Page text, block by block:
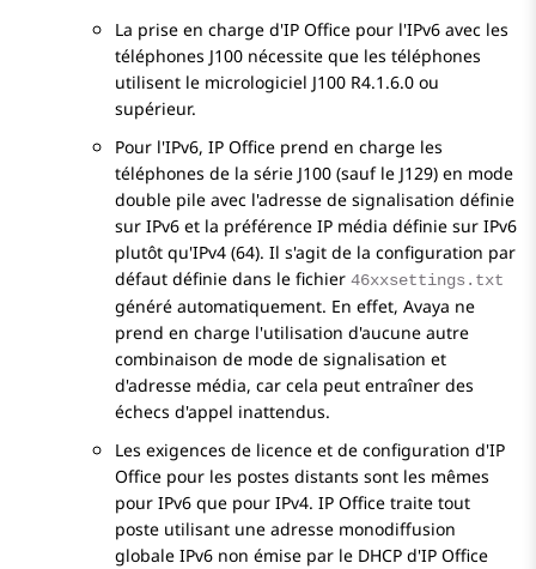
La prise en charge d'IP Office pour l'IPv6 avec les
téléphones J100 nécessite que les téléphones
utilisent le micrologiciel J100 R4.1.6.0 ou
supérieur.
Pour l'IPv6, IP Office prend en charge les
téléphones de la série J100 (sauf le J129) en mode
double pile avec l'adresse de signalisation définie
sur IPv6 et la préférence IP média définie sur IPv6
plutôt qu'IPv4 (64). Il s'agit de la configuration par
défaut définie dans le fichier 46xxsettings.txt
généré automatiquement. En effet, Avaya ne
prend en charge l'utilisation d'aucune autre
combinaison de mode de signalisation et
d'adresse média, car cela peut entraîner des
échecs d'appel inattendus.
Les exigences de licence et de configuration d'IP
Office pour les postes distants sont les mêmes
pour IPv6 que pour IPv4. IP Office traite tout
poste utilisant une adresse monodiffusion
globale IPv6 non émise par le DHCP d'IP Office